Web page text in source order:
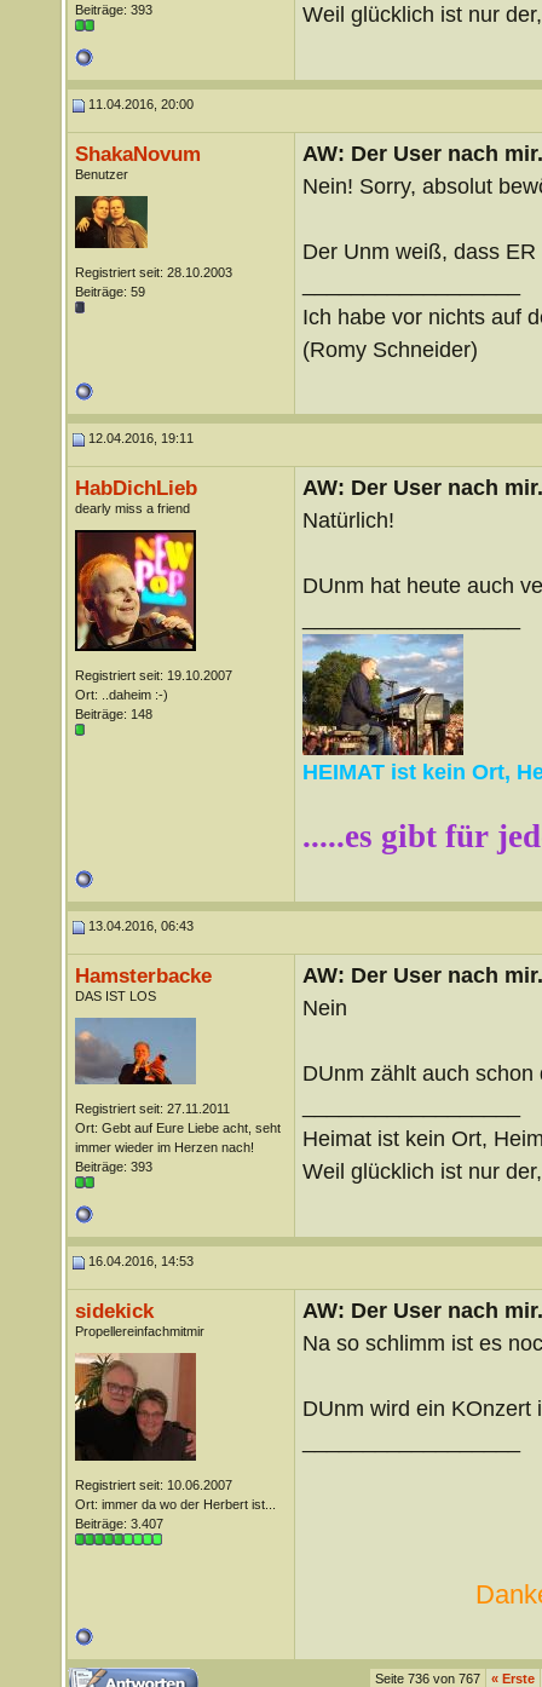
Beiträge: 393
Weil glücklich ist nur
11.04.2016, 20:00
ShakaNovum
Benutzer
Registriert seit: 28.10.2003
Beiträge: 59
AW: Der User nach
Nein! Sorry, absolut
Der Unm weiß, dass
Ich habe vor nichts auf
(Romy Schneider)
12.04.2016, 19:11
HabDichLieb
dearly miss a friend
Registriert seit: 19.10.2007
Ort: ..daheim :-)
Beiträge: 148
AW: Der User nach
Natürlich!
DUnm hat heute auch
HEIMAT ist kein Ort,
.....es gibt für
13.04.2016, 06:43
Hamsterbacke
DAS IST LOS
Registriert seit: 27.11.2011
Ort: Gebt auf Eure Liebe acht, seht
immer wieder im Herzen nach!
Beiträge: 393
AW: Der User nach
Nein
DUnm zählt auch
Heimat ist kein Ort,
Weil glücklich ist nur
16.04.2016, 14:53
sidekick
Propellereinfachmitmir
Registriert seit: 10.06.2007
Ort: immer da wo der Herbert ist...
Beiträge: 3.407
AW: Der User nach
Na so schlimm ist es
DUnm wird ein KOnzert
Seite 736 von 767 «Erste